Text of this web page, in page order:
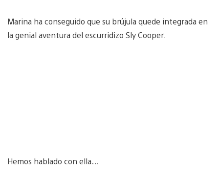
Marina ha conseguido que su brújula quede integrada en
la genial aventura del escurridizo Sly Cooper.
Hemos hablado con ella…